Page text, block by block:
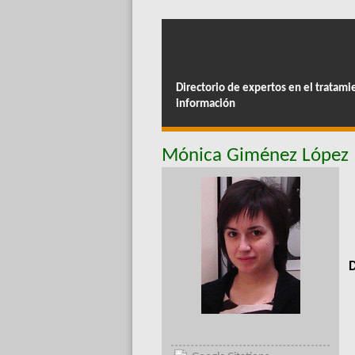
Directorio de expertos en el
información
Mónica Giménez López